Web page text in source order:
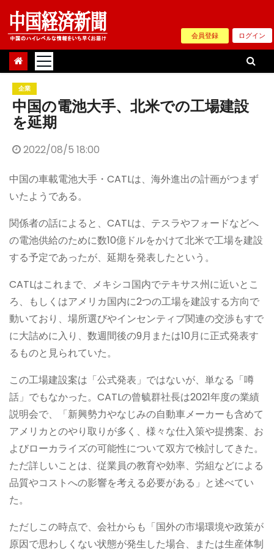
Skip
content
会員登録 ログイン
企業
中国の電池大手、北米での工場建設
を延期
2022/08/5 18:00
中国の車載電池大手・CATLは、海外進出の計画がつまず
いたようである。
関係者の話によると、CATLは、テスラやフォードなどへ
の電池供給のために数10億ドルをかけて北米で工場を建設
する予定であったが、延期を発表したという。
CATLはこれまで、メキシコ国内でテキサス州に近いとこ
ろ、もしくはアメリカ国内に2つの工場を建設する方向で
動いており、場所選びやインセンティブ関連の交渉もすで
に大詰めに入り、数週間後の9月または10月に正式発表す
るものと見られていた。
この工場建設案は「公式発表」ではないが、単なる「噂
話」でもなかった。CATLの曾毓群社長は2021年度の業績
説明会で、「新興勢力やなじみの自動車メーカーも含めて
アメリカとのやり取りが多く、様々な仕入策や提携案、お
よびローカライズの可能性について双方で検討してきた。
ただ詳しいことは、従業員の教育や効率、労組などによる
品質やコストへの影響を考える必要がある」と述べてい
た。
ただしこの時点で、会社からも「国外の市場環境や政策が
原因で思わしくない状態が発生した場合、または生産体制